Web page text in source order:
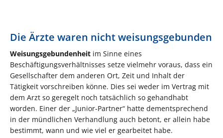
Die Ärzte waren nicht weisungsgebunden
Weisungsgebundenheit im Sinne eines
Beschäftigungsverhältnisses setze vielmehr voraus, dass ein
Gesellschafter dem anderen Ort, Zeit und Inhalt der
Tätigkeit vorschreiben könne. Dies sei weder im Vertrag mit
dem Arzt so geregelt noch tatsächlich so gehandhabt
worden. Einer der „Junior-Partner“ hatte dementsprechend
in der mündlichen Verhandlung auch betont, er allein habe
bestimmt, wann und wie viel er gearbeitet habe.